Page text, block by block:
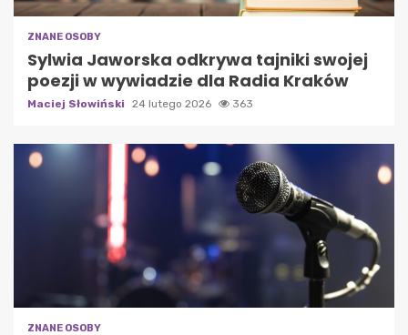
ZNANE OSOBY
Sylwia Jaworska odkrywa tajniki swojej
poezji w wywiadzie dla Radia Kraków
Maciej Słowiński 24 lutego 2026 363
ZNANE OSOBY